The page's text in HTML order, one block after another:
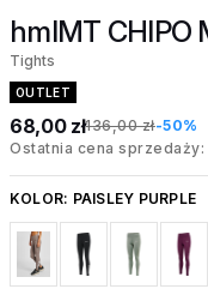
hmlMT CHIPO
Tights
OUTLET
68,00 zł136,00 zł-50%
Ostatnia cena sprzedaży:
KOLOR: PAISLEY PURPLE